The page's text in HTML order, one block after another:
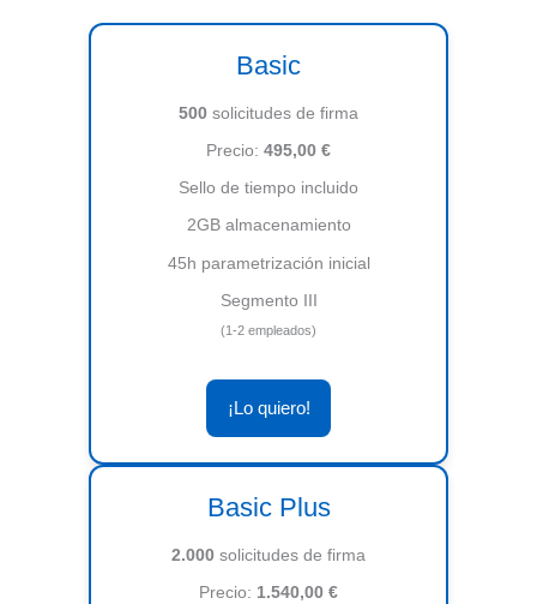
Basic
500 solicitudes de firma
Precio: 495,00 €
Sello de tiempo incluido
2GB almacenamiento
45h parametrización inicial
Segmento III
(1-2 empleados)
¡Lo quiero!
Basic Plus
2.000 solicitudes de firma
Precio: 1.540,00 €